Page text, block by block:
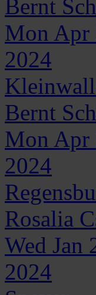
Bernt
Mon Apr
2024
Bernt
Mon Apr
2024
Rosalia
Wed Jan
2024